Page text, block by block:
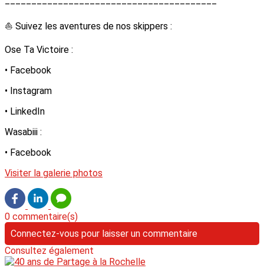
⛵ Suivez les aventures de nos skippers :
Ose Ta Victoire :
• Facebook
• Instagram
• LinkedIn
Wasabiii :
• Facebook
Visiter la galerie photos
0 commentaire(s)
Connectez-vous pour laisser un commentaire
Consultez également